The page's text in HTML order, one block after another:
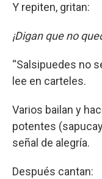
Y repiten, gritan:
¡Digan que no
“Salsipuedes no
lee en carteles.
Varios bailan y
potentes
señal de alegría.
Después cantan: